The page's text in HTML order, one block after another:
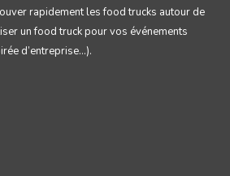
rapidement les food trucks autour de
un food truck pour vos événements
d’entreprise…).